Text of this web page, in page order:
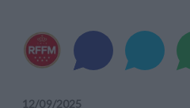
12/09/2025